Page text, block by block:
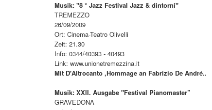
Musik: "8 ° Jazz Festival Jazz & dintorni"
TREMEZZO
26/09/2009
Ort: Cinema-Teatro Olivelli
Zeit: 21.30
Info: 0344/40393 - 40493
Link: www.unionetremezzina.it
Mit D'Altrocanto ,Hommage an Fabrizio De André..
Musik: XXII. Ausgabe "Festival Pianomaster”
GRAVEDONA